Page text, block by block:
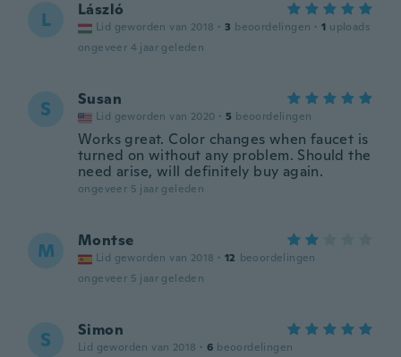
L László
Lid geworden van 2018 · 3 beoordelingen · 1 uploads
ongeveer 4 jaar geleden
S Susan
Lid geworden van 2020 · 5 beoordelingen
Works great. Color changes when faucet is
turned on without any problem. Should the
need arise, will definitely buy again.
ongeveer 5 jaar geleden
M Montse
Lid geworden van 2018 · 12 beoordelingen
ongeveer 5 jaar geleden
S Simon
Lid geworden van 2018 · 6 beoordelingen